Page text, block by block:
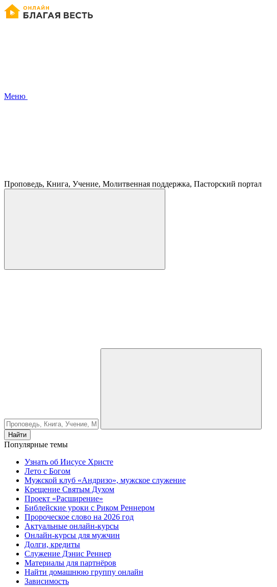
Меню
Проповедь, Книга, Учение, Молитвенная поддержка, Пасторский портал
Найти
Популярные темы
Узнать об Иисусе Христе
Лето с Богом
Мужской клуб «Андризо», мужское служение
Крещение Святым Духом
Проект «Расширение»
Библейские уроки с Риком Реннером
Пророческое слово на 2026 год
Актуальные онлайн-курсы
Онлайн-курсы для мужчин
Долги, кредиты
Служение Дэнис Реннер
Материалы для партнёров
Найти домашнюю группу онлайн
Зависимость